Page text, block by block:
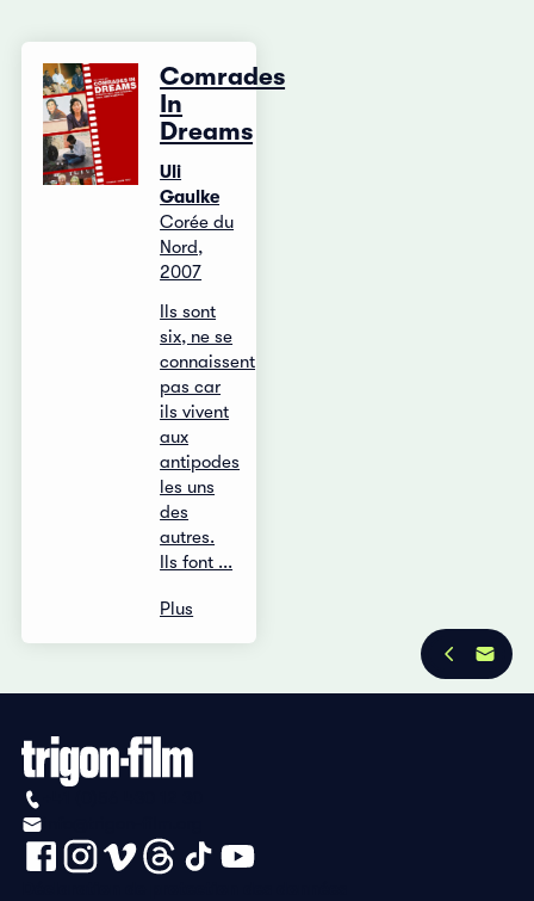
Comrades
In
Dreams
Uli
Gaulke
Corée du
Nord,
2007
Ils sont
six, ne se
connaissent
pas car
ils vivent
aux
antipodes
les uns
des
autres.
Ils font ...
Plus